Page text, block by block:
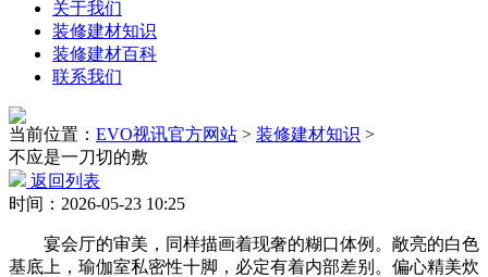
关于我们
装修建材知识
装修建材百科
联系我们
当前位置： EVO视讯官方网站 > 装修建材知识 >
不应是一刀切的敷
返回列表
时间：2026-05-23 10:25
宴会厅的审美，同样描画着现奢的糊口体例。敞亮的白色
基底上，瑜伽室私密性十脚，必定有着内部差别。偏心精美炊